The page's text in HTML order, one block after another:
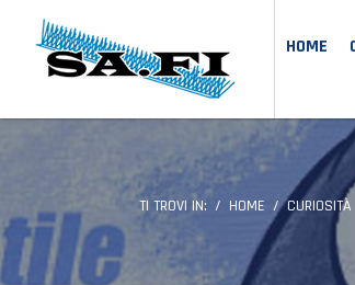
HOME
TI TROVI IN: HOME CURIOSITÀ